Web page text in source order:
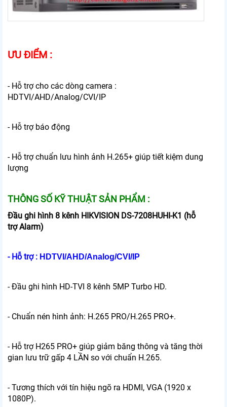
ƯU ĐIỂM :
- Hỗ trợ cho các dòng camera :
HDTVI/AHD/Analog/CVI/IP
- Hỗ trợ báo động
- Hỗ trợ chuẩn lưu hình ảnh H.265+ giúp tiết kiệm dung
lượng
THÔNG SỐ KỸ THUẬT SẢN PHẨM :
Đầu ghi hình 8 kênh HIKVISION DS-7208HUHI-K1 (hỗ
trợ Alarm)
- Hỗ trợ : HDTVI/AHD/Analog/CVI/IP
- Đầu ghi hình HD-TVI 8 kênh 5MP Turbo HD.
- Chuẩn nén hình ảnh: H.265 PRO/H.265 PRO+.
- Hỗ trợ H265 PRO+ giúp giảm băng thông và tăng thời
gian lưu trữ gấp 4 LẦN so với chuẩn H.265.
- Tương thích với tín hiệu ngõ ra HDMI, VGA (1920 x
1080P).